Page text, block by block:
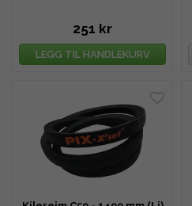
251 kr
LEGG TIL HANDLEKURV